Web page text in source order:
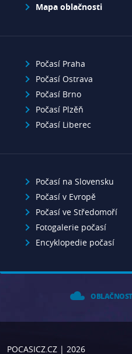
Mapa oblačnosti
Počasí Praha
Počasí Ostrava
Počasí Brno
Počasí Plzěň
Počasí Liberec
Počasí na Slovensku
Počasí v Evropě
Počasí ve Středomoří
Fotogalerie počasí
Encyklopedie počasí
OBLAČNOST
POCASICZ.CZ| 2026